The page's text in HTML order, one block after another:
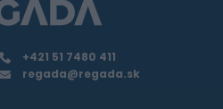
+421 51 7480 411
regada@regada.sk